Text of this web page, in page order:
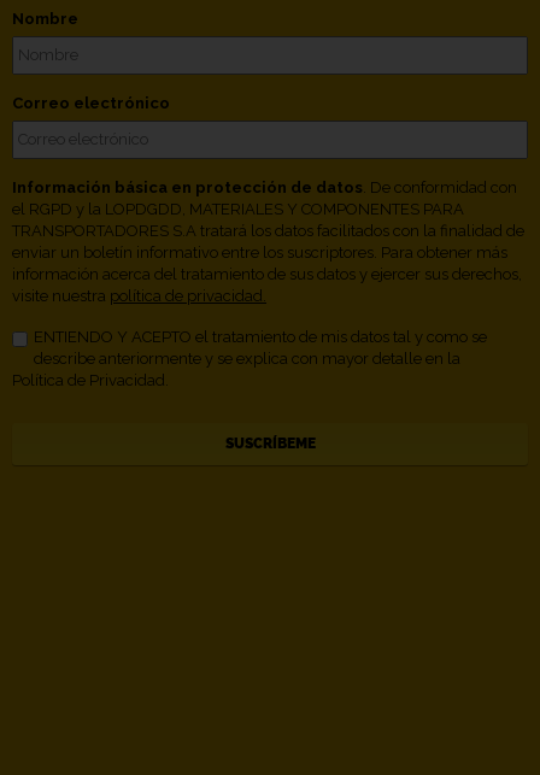
Nombre
Correo electrónico
Información básica en protección de datos . De conformidad con
el RGPD y la LOPDGDD, MATERIALES Y COMPONENTES PARA
TRANSPORTADORES S.A tratará los datos facilitados con la finalidad de
enviar un boletín informativo entre los suscriptores. Para obtener más
información acerca del tratamiento de sus datos y ejercer sus derechos,
visite nuestra política de privacidad.
ENTIENDO Y ACEPTO el tratamiento de mis datos tal y como se
describe anteriormente y se explica con mayor detalle en la
Política de Privacidad.